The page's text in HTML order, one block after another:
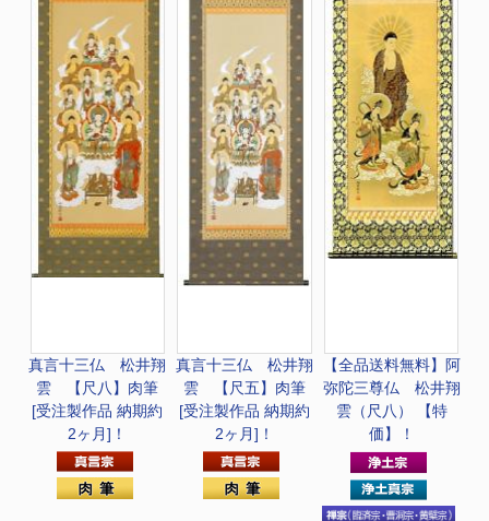
真言十三仏 松井翔
雲 【尺八】肉筆
[受注製作品 納期約
2ヶ月]！
真言十三仏 松井翔
雲 【尺五】肉筆
[受注製作品 納期約
2ヶ月]！
【全品送料無料】
阿
弥陀三尊仏 松井翔
雲（尺八） 【特
価】！